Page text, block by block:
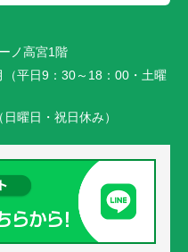
ノ高宮1階
平日9：30～18：00・土曜
曜日・祝日休み）